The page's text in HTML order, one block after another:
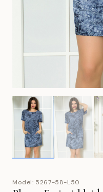
Model: 5267-58-L50